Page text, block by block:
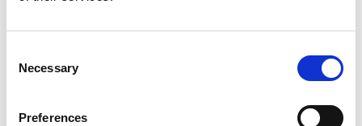
Selection
Necessary
Preferences
WhatsApp Business API, conversational
marketing, AI agent e compliance. Spoki è BSP